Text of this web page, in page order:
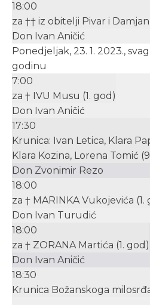
18:00
za †† iz obitelji Pivar i
Don Ivan Aničić
Ponedjeljak, 23. 1. 2023.,
godinu
7:00
za † IVU Musu (1. god)
Don Ivan Aničić
17:30
Krunica: Ivan Letica, Klara
Klara Kozina, Lorena Tomić
Don Zvonimir Rezo
18:00
za † MARINKA Vukojevića (1.
Don Ivan Turudić
18:00
za † ZORANA Martića (1. god)
Don Ivan Aničić
18:30
Krunica Božanskoga